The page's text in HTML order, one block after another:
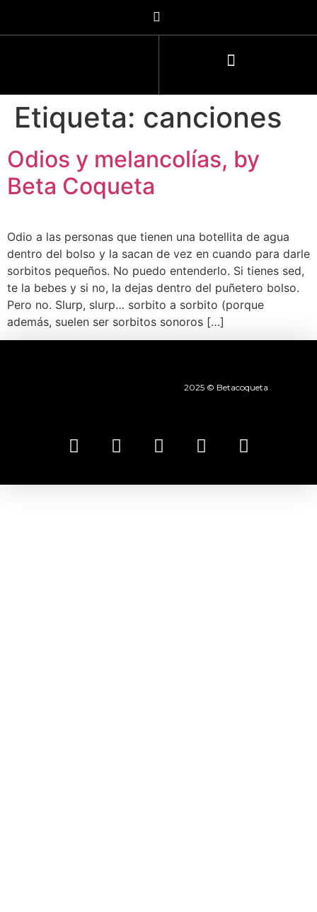
Etiqueta: canciones
Odios y melancolías, by
Beta Coqueta
Odio a las personas que tienen una botellita de agua
dentro del bolso y la sacan de vez en cuando para darle
sorbitos pequeños. No puedo entenderlo. Si tienes sed,
te la bebes y si no, la dejas dentro del puñetero bolso.
Pero no. Slurp, slurp… sorbito a sorbito (porque
además, suelen ser sorbitos sonoros […]
2025 © Betacoqueta